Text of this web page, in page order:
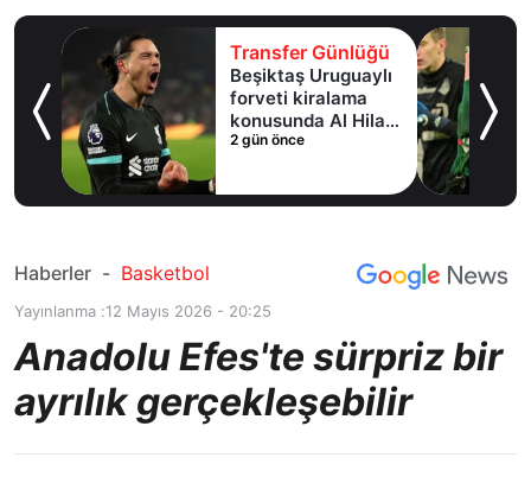
Transfer Günlüğü
Beşiktaş Uruguaylı
forveti kiralama
konusunda Al Hilal
ile anlaştı! Adım
2 gün önce
Haberler - Basketbol
Yayınlanma :12 Mayıs 2026 - 20:25
Anadolu Efes'te sürpriz bir
ayrılık gerçekleşebilir